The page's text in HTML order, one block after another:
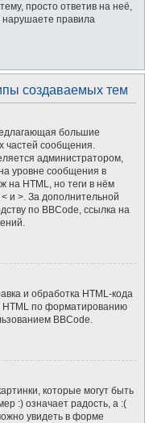
просто ответив на неё,
нарушаете правила
создаваемых тем
большие
частей сообщения.
администратором,
уровне сообщения в
на HTML, но теги в нём
и >. За дополнительной
по BBCode, ссылка на
и обработка HTML-кода
HTML по форматированию
BBCode.
которые могут быть
:) означает радость, а :(
увидеть в форме